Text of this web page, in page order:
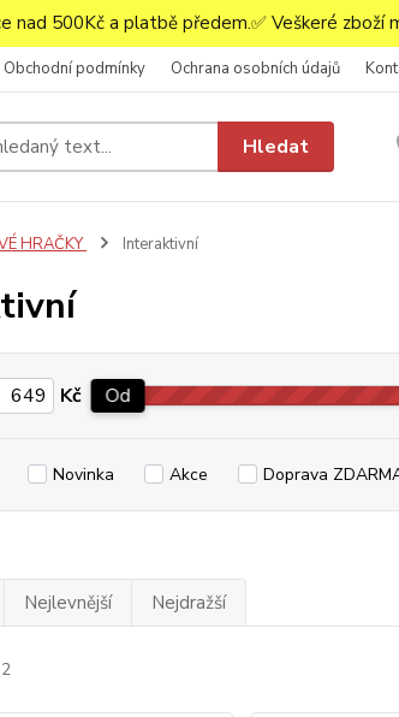
nad 500Kč a platbě předem.✅ Veškeré
Obchodní podmínky Ochrana osobních údajů
Hledat
HRAČKY Interaktivní
Kč Od
Novinka Akce Doprava
Nejlevnější Nejdražší